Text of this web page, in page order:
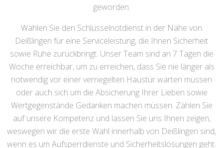
geworden.
Wählen Sie den Schlüsselnotdienst in der Nähe von
Deißlingen für eine Serviceleistung, die Ihnen Sicherheit
sowie Ruhe zurückbringt. Unser Team sind an 7 Tagen die
Woche erreichbar, um zu erreichen, dass Sie nie länger als
notwendig vor einer verriegelten Haustür warten müssen
oder auch sich um die Absicherung Ihrer Lieben sowie
Wertgegenstände Gedanken machen müssen. Zählen Sie
auf unsere Kompetenz und lassen Sie uns Ihnen zeigen,
weswegen wir die erste Wahl innerhalb von Deißlingen sind,
wenn es um Aufsperrdienste und Sicherheitslösungen geht.